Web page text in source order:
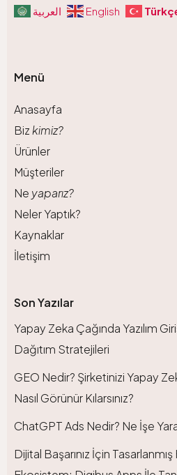
العربية English
Menü
Anasayfa
Biz kimiz?
Ürünler
Müşteriler
Ne yaparız?
Neler Yaptık?
Kaynaklar
İletişim
Son Yazılar
Yapay Zeka Çağında Yazılım Girişimciliği ve Ürün
Dağıtım Stratejileri
GEO Nedir? Şirketinizi Yapay Zeka Aramalarında
Nasıl Görünür Kılarsınız?
ChatGPT Ads Nedir? Ne İşe
Dijital Başarınız İçin Tasarlanmış Hepsi Bir Arada